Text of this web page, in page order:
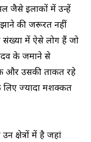
जैसे इलाकों में उन्हें
की जरूरत नहीं
संख्या में ऐसे लोग हैं जो
के जमाने से
और उसकी ताकत रहे
लिए ज्यादा मशक्कत
क्षेत्रों में है जहां